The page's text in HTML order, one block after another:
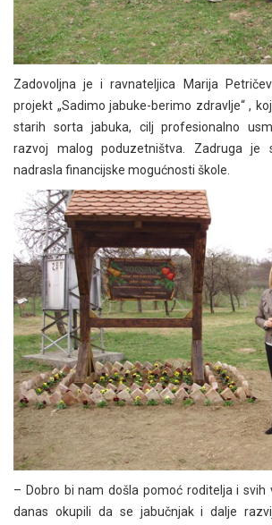
Zadovoljna je i ravnateljica Marija
projekt „Sadimo jabuke-berimo zdravlje“ ,
starih sorta jabuka, cilj profesionalno
razvoj malog poduzetništva. Zadruga je
nadrasla financijske mogućnosti škole.
– Dobro bi nam došla pomoć roditelja i svih
danas okupili da se jabučnjak i dalje